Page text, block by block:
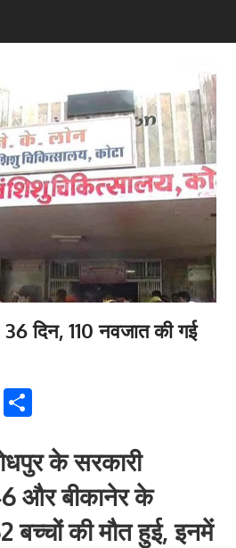
दिन, 110 नवजात की गई
Message
के सरकारी
और बीकानेर के
बच्चों की मौत हुई, इनमें